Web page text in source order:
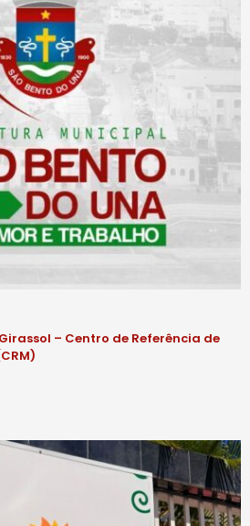
– Centro de Referência de